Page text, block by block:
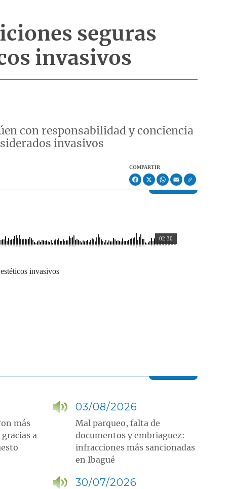
seguras
invasivos
con responsabilidad y conciencia
invasivos
COMPARTIR
Facebook
X WhatsApp
Email
02:30
invasivos
más
a
03/08/2026
Mal parqueo, falta de
documentos y embriaguez:
infracciones más sancionadas
en Ibagué
30/07/2026